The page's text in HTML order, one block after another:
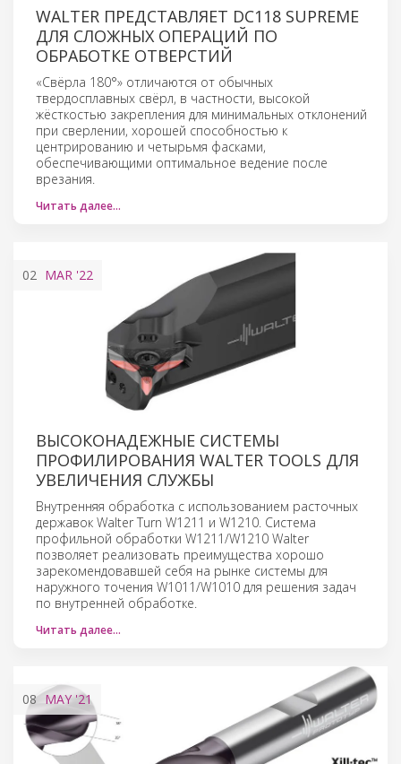
WALTER ПРЕДСТАВЛЯЕТ DC118 SUPREME
ДЛЯ СЛОЖНЫХ ОПЕРАЦИЙ ПО
ОБРАБОТКЕ ОТВЕРСТИЙ
«Свёрла 180°» отличаются от обычных
твердосплавных свёрл, в частности, высокой
жёсткостью закрепления для минимальных отклонений
при сверлении, хорошей способностью к
центрированию и четырьмя фасками,
обеспечивающими оптимальное ведение после
врезания.
Читать далее…
02 MAR '22
ВЫСОКОНАДЕЖНЫЕ СИСТЕМЫ
ПРОФИЛИРОВАНИЯ WALTER TOOLS ДЛЯ
УВЕЛИЧЕНИЯ СЛУЖБЫ
Внутренняя обработка с использованием расточных
державок Walter Turn W1211 и W1210. Система
профильной обработки W1211/W1210 Walter
позволяет реализовать преимущества хорошо
зарекомендовавшей себя на рынке системы для
наружного точения W1011/W1010 для решения задач
по внутренней обработке.
Читать далее…
08 MAY'21